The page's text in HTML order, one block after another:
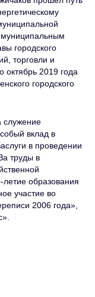
муниципальным
городского
торговли и
2019 года
городского
служение
вклад в
в проведении
труды в
образования
участие во
2006 года»,